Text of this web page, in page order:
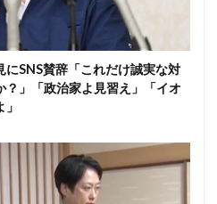
SNS賛辞「これだけ誠実な対
？」「政治家よ見習え」「イオ